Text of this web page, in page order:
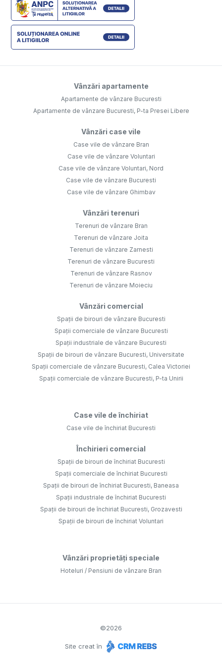
Vânzări apartamente
Apartamente de vânzare Bucuresti
Apartamente de vânzare Bucuresti, P-ta Presei Libere
Vânzări case vile
Case vile de vânzare Bran
Case vile de vânzare Voluntari
Case vile de vânzare Voluntari, Nord
Case vile de vânzare Bucuresti
Case vile de vânzare Ghimbav
Vânzări terenuri
Terenuri de vânzare Bran
Terenuri de vânzare Joita
Terenuri de vânzare Zarnesti
Terenuri de vânzare Bucuresti
Terenuri de vânzare Rasnov
Terenuri de vânzare Moieciu
Vânzări comercial
Spații de birouri de vânzare Bucuresti
Spații comerciale de vânzare Bucuresti
Spații industriale de vânzare Bucuresti
Spații de birouri de vânzare Bucuresti, Universitate
Spații comerciale de vânzare Bucuresti, Calea Victoriei
Spații comerciale de vânzare Bucuresti, P-ta Unirii
Case vile de închiriat
Case vile de închiriat Bucuresti
Închirieri comercial
Spații de birouri de închiriat Bucuresti
Spații comerciale de închiriat Bucuresti
Spații de birouri de închiriat Bucuresti, Baneasa
Spații industriale de închiriat Bucuresti
Spații de birouri de închiriat Bucuresti, Grozavesti
Spații de birouri de închiriat Voluntari
Vânzări proprietăți speciale
Hoteluri / Pensiuni de vânzare Bran
©2026
Site creat în